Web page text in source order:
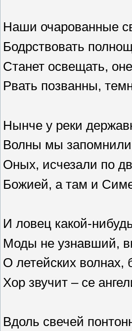
Наши очарованные
Бодрствовать
Станет освещать,
Рвать позванны,
Нынче у реки
Волны мы
Оных, исчезали по
Божией, а там и
И ловец какой-
Моды не узнавший,
О летейских волнах,
Хор звучит – се
Вдоль свечей